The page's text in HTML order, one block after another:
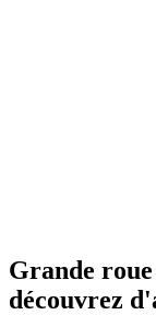
Grande
découvrez